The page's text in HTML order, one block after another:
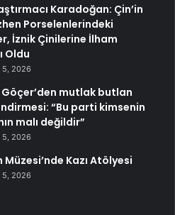
Karadoğan: Çin’in
Porselenlerindeki
İznik Çinilerine İlham
Oldu
5, 2026
Göçer’den mutlak butlan
“Bu parti kimsenin
malı değildir”
5, 2026
Müzesi’nde Kazı Atölyesi
5, 2026